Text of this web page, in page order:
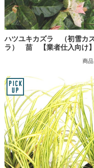
ハツユキカズラ （初雪カ
ラ） 苗 【業者仕入向け】
商